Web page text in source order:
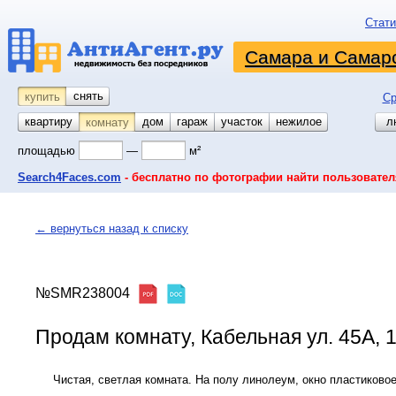
Самара и
купить снять
квартиру
комнату койко-место
дом гараж участок нежилое
площадью — м²
Search4Faces.com - бесплатно по фотографии найти
← вернуться назад к списку
№SMR238004
Продам комнату, Кабельная ул. 45А,
Чистая, светлая комната. На полу линолеум, окно